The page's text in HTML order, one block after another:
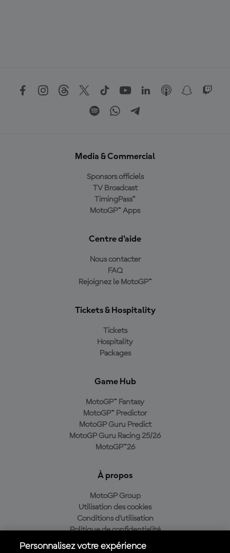
Media & Commercial
Sponsors officiels
TV Broadcast
TimingPass™
MotoGP™ Apps
Centre d'aide
Nous contacter
FAQ
Rejoignez le MotoGP™
Tickets & Hospitality
Tickets
Hospitality
Packages
Game Hub
MotoGP™ Fantasy
MotoGP™ Predictor
MotoGP Guru Predict
MotoGP Guru Racing 25/26
MotoGP™26
À propos
MotoGP Group
Utilisation des cookies
Conditions d'utilisation
Politique de confidentialité
Politique d’achat
Personnalisez votre expérience